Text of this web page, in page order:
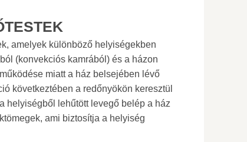
amelyek különböző helyiségekben
(konvekciós kamrából) és a házon
miatt a ház belsejében lévő
következtében a redőnyökön keresztül
helyiségből lehűtött levegő belép a ház
ami biztosítja a helyiség